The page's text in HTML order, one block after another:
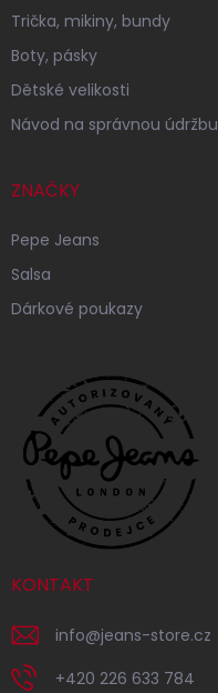
Trička, mikiny, bundy
Boty, pásky
Dětské velikosti
Návod na správnou údržbu
ZNAČKY
Pepe Jeans
Salsa
Dárkové poukazy
KONTAKT
info@jeans-store.cz
+420 226 633 784